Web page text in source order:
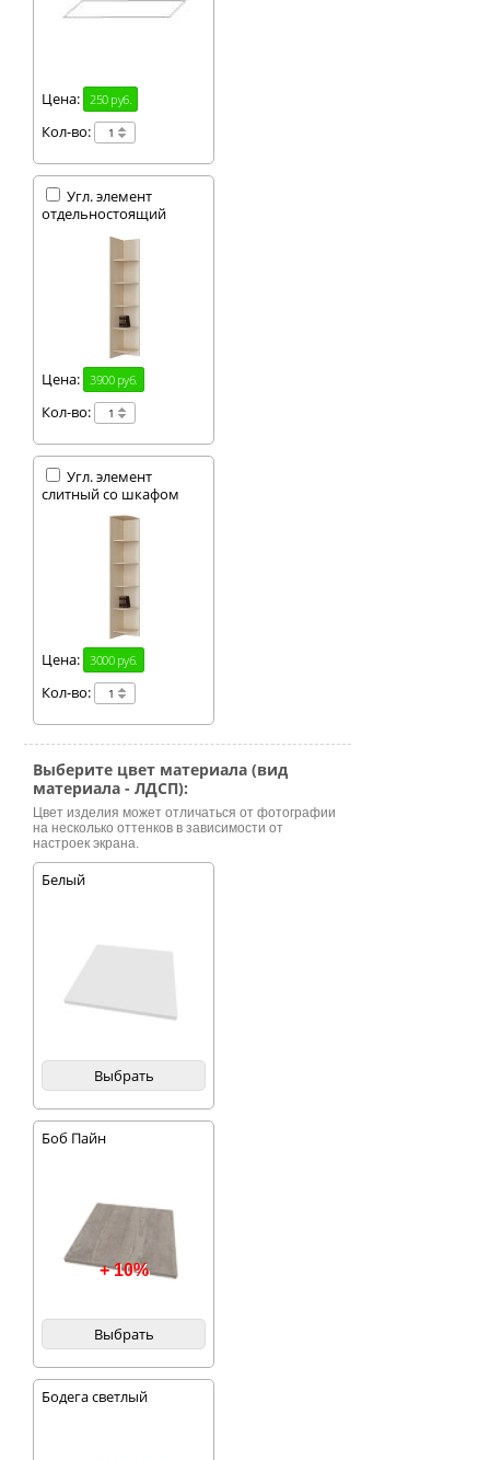
Цена: 250 руб.
Кол-во:
Угл. элемент
отдельностоящий
Цена: 3900 руб.
Кол-во:
Угл. элемент
слитный со шкафом
Цена: 3000 руб.
Кол-во:
Выберите цвет материала (вид
материала - ЛДСП):
Цвет изделия может отличаться от фотографии
на несколько оттенков в зависимости от
настроек экрана.
Белый
Выбрать
Боб Пайн
+ 10%
Выбрать
Бодега светлый